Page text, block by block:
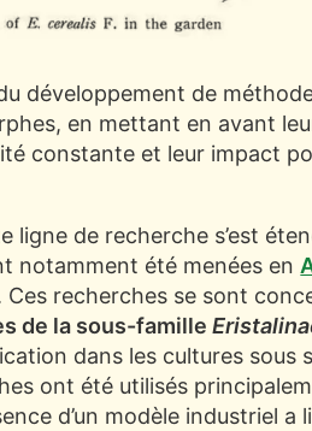
développement de
en mettant en avant
constante et leur impact
ligne de recherche s’est
notamment été menées en
Ces recherches se sont
de la sous-famille
dans les cultures sous
ont été utilisés
d’un modèle industriel a